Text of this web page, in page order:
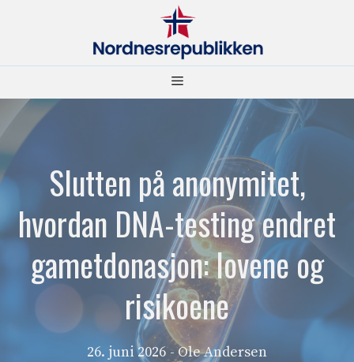
Meny
Slutten på anonymitet,
hvordan DNA-testing endret
gametdonasjon: lovene og
risikoene
26. juni 2026 - Ole Andersen